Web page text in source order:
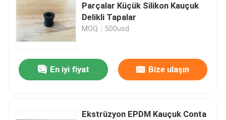
Parçalar Küçük Silikon Kauçuk
Delikli Tapalar
MOQ：500usd
En iyi fiyat Bize ulaşın
Ekstrüzyon EPDM Kauçuk Conta